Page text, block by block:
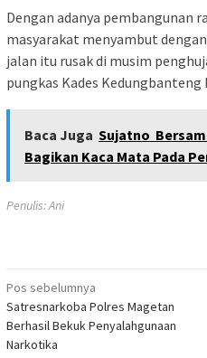
Dengan adanya pembangunan
masyarakat menyambut
jalan itu rusak di musim
pungkas Kades Kedungbanteng
Baca Juga Sujatno
Bagikan Kaca Mata Pada
Penulis: Ani
Navigasi
pos
Pos sebelumnya
Satresnarkoba Polres Magetan
Berhasil Bekuk Penyalahgunaan
Narkotika